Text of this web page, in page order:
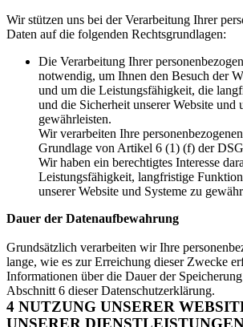
Wir stützen uns bei der Verarbeitung Ihrer
Daten auf die folgenden Rechtsgrundlagen:
Die Verarbeitung Ihrer
notwendig, um Ihnen den Besuch der
und um die Leistungsfähigkeit, die
und die Sicherheit unserer Website und
gewährleisten.
Wir verarbeiten Ihre
Grundlage von Artikel 6 (1) (f) der
Wir haben ein berechtigtes Interesse
Leistungsfähigkeit, langfristige
unserer Website und Systeme zu
Dauer der Datenaufbewahrung
Grundsätzlich verarbeiten wir Ihre
lange, wie es zur Erreichung dieser Zwecke
Informationen über die Dauer der
Abschnitt 6 dieser Datenschutzerklärung.
4 NUTZUNG UNSERER
UNSERER